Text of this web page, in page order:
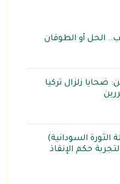
الحل أو الطوفان
ضحايا زلزال تركيا
السودانية)
حكم الإنقاذ